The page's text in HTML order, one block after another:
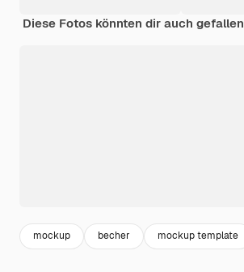
Diese Fotos könnten dir auch gefallen
mockup becher mockup template